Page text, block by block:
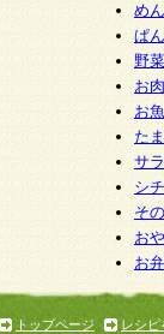
めん
ぱん
野
お
お
た
サ
シ
そ
お
お
トップページ
レシピ